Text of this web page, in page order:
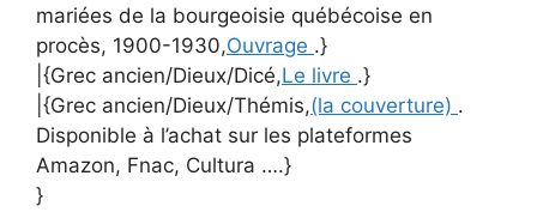
mariées de la bourgeoisie québécoise en
procès, 1900-1930,Ouvrage .}
|{Grec ancien/Dieux/Dicé,Le livre .}
|{Grec ancien/Dieux/Thémis,(la couverture) .
Disponible à l’achat sur les plateformes
Amazon, Fnac, Cultura ….}
}